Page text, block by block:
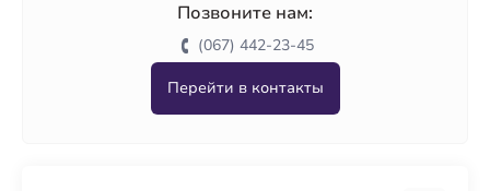
Позвоните нам:
(067) 442-23-45
Перейти в контакты